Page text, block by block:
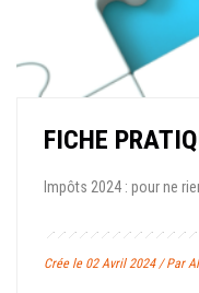
FICHE
Impôts 2024 : pour ne
Crée le 02 Avril 2024 / Par